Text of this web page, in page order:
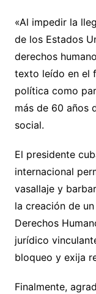
«Al impedir la
de los Estados
derechos
texto leído en el
política como
más de 60 años
social.
El presidente
internacional
vasallaje y
la creación de
Derechos
jurídico
bloqueo y exija
Finalmente,